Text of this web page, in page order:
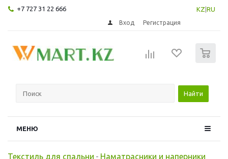
+7 727 31 22 666 KZ RU
Вход Регистрация
Найти
МЕНЮ
Текстиль для спальни - Наматрасники и наперники